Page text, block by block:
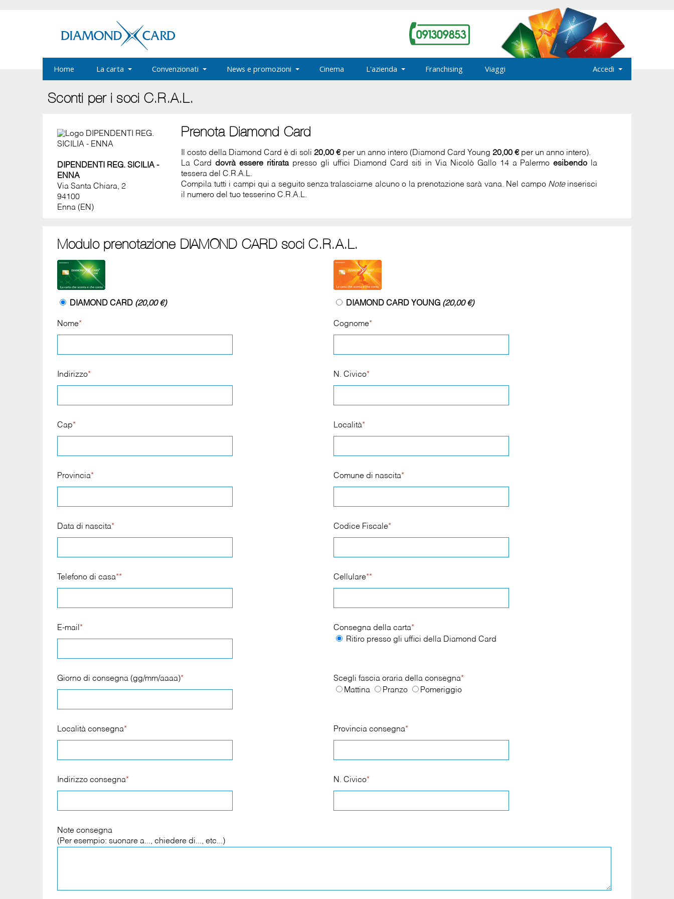
Home La carta Convenzionati News e promozioni Cinema L'azienda Franchising Viaggi Accedi
Sconti per i soci C.R.A.L.
DIPENDENTI REG. SICILIA -
ENNA
Via Santa Chiara, 2
94100
Enna (EN)
Prenota Diamond Card
Il costo della Diamond Card è di soli20,00 €per un anno intero (Diamond Card Young20,00 €per un anno intero).
La Card dovrà essere ritiratapresso gli uffici Diamond Card siti in Via Nicolò Gallo 14 a Palermoesibendo la
tessera del C.R.A.L.
Compila tutti i campi qui a seguito senza tralasciarne alcuno o la prenotazione sarà vana. Nel campo Noteinserisci
il numero del tuo tesserino C.R.A.L.
Modulo prenotazione DIAMOND CARD soci C.R.A.L.
DIAMOND CARD (20,00 €) DIAMOND CARD YOUNG (20,00 €)
Nome* Cognome*
Indirizzo* N. Civico*
Cap* Località*
Provincia* Comune di nascita*
Data di nascita* Codice Fiscale*
Telefono di casa** Cellulare**
E-mail * Consegna della carta*
Ritiro presso gli uffici della Diamond Card
Giorno di consegna (gg/mm/aaaa)* Scegli fascia oraria della consegna*
Mattina
Pranzo Pomeriggio
Località consegna* Provincia consegna*
Indirizzo consegna* N. Civico*
Note consegna
(Per esempio: suonare a..., chiedere di..., etc...)